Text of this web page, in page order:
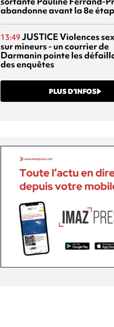
abandonne avant la 8e
13:49 JUSTICEViolences
sur mineurs - un courrier de
Darmanin pointe les
des enquêtes
PLUS D’INFOS